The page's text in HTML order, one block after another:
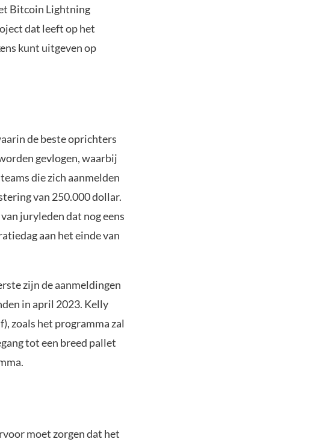
Bitcoin Lightning
dat leeft op het
kunt uitgeven op
de beste oprichters
gevlogen, waarbij
die zich aanmelden
van 250.000 dollar.
juryleden dat nog eens
aan het einde van
zijn de aanmeldingen
in april 2023. Kelly
zoals het programma zal
tot een breed pallet
moet zorgen dat het